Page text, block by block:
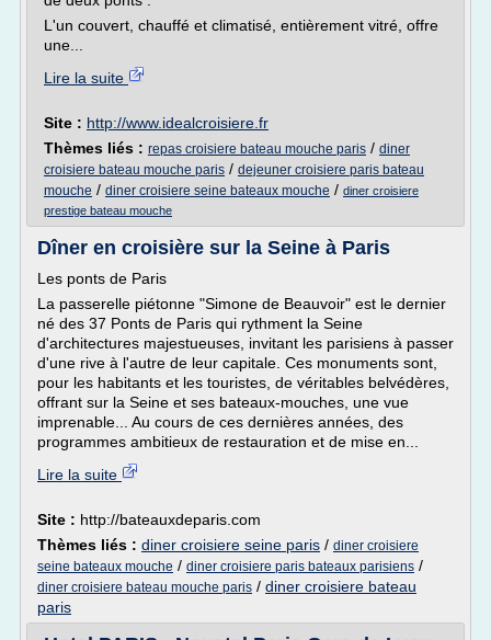
L'un couvert, chauffé et climatisé, entièrement vitré, offre
une...
Lire la suite
Site : http://www.idealcroisiere.fr
Thèmes liés : repas croisiere bateau mouche paris / diner
croisiere bateau mouche paris / dejeuner croisiere paris bateau
mouche / diner croisiere seine bateaux mouche / diner croisiere
prestige bateau mouche
Dîner en croisière sur la Seine à Paris
Les ponts de Paris
La passerelle piétonne "Simone de Beauvoir" est le dernier
né des 37 Ponts de Paris qui rythment la Seine
d'architectures majestueuses, invitant les parisiens à passer
d'une rive à l'autre de leur capitale. Ces monuments sont,
pour les habitants et les touristes, de véritables belvédères,
offrant sur la Seine et ses bateaux-mouches, une vue
imprenable... Au cours de ces dernières années, des
programmes ambitieux de restauration et de mise en...
Lire la suite
Site : http://bateauxdeparis.com
Thèmes liés : diner croisiere seine paris / diner croisiere
seine bateaux mouche / diner croisiere paris bateaux parisiens /
diner croisiere bateau mouche paris / diner croisiere bateau
paris